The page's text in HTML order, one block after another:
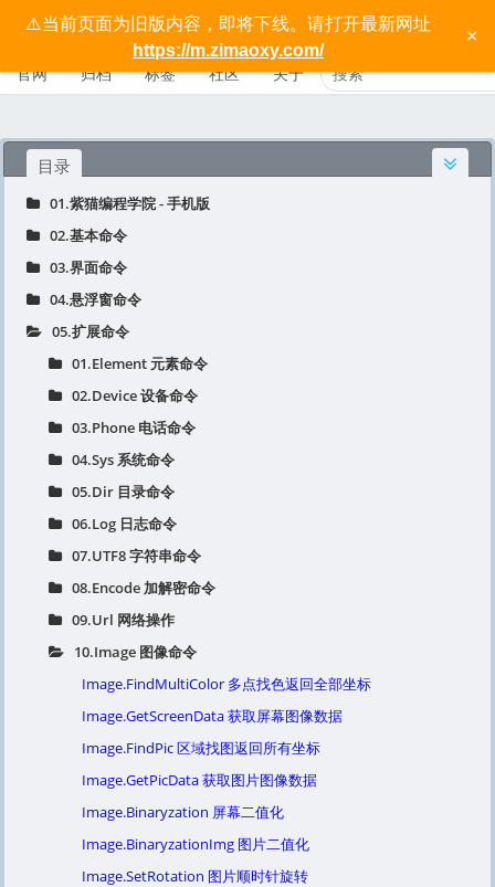
⚠️当前页面为旧版内容，即将下线。请打开最新网址
https://m.zimaoxy.com/
×
按键精灵手机版宝典 - 紫猫学院
官网 归档 标签 社区 关于
目录
01.紫猫编程学院 - 手机版
02.基本命令
03.界面命令
04.悬浮窗命令
05.扩展命令
01.Element 元素命令
02.Device 设备命令
03.Phone 电话命令
04.Sys 系统命令
05.Dir 目录命令
06.Log 日志命令
07.UTF8 字符串命令
08.Encode 加解密命令
09.Url 网络操作
10.Image 图像命令
Image.FindMultiColor 多点找色返回全部坐标
Image.GetScreenData 获取屏幕图像数据
Image.FindPic 区域找图返回所有坐标
Image.GetPicData 获取图片图像数据
Image.Binaryzation 屏幕二值化
Image.BinaryzationImg 图片二值化
Image.SetRotation 图片顺时针旋转